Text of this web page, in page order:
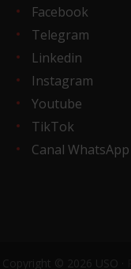
Facebook
Telegram
Linkedin
Instagram
Youtube
TikTok
Canal WhatsApp
Copyright © 2026 USO ·